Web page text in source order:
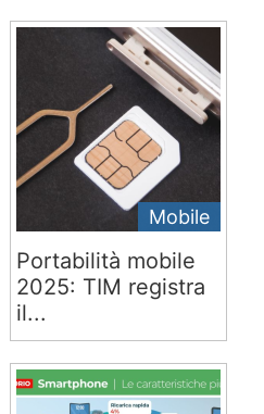
Mobile
Portabilità mobile
2025: TIM registra
il...